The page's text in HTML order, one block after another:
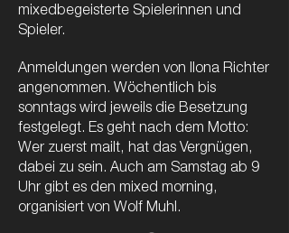
mixedbegeisterte Spielerinnen und
Spieler.
Anmeldungen werden von Ilona Richter
angenommen. Wöchentlich bis
sonntags wird jeweils die Besetzung
festgelegt. Es geht nach dem Motto:
Wer zuerst mailt, hat das Vergnügen,
dabei zu sein. Auch am Samstag ab 9
Uhr gibt es den mixed morning,
organisiert von Wolf Muhl.